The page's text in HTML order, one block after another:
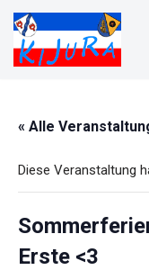
Zum
Inhalt
« Alle
Diese Veranstaltung
Erste <3